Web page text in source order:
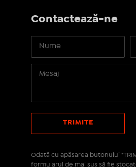
Contactează-ne
Odată cu apăsarea butonului
formularul de mai sus să fie